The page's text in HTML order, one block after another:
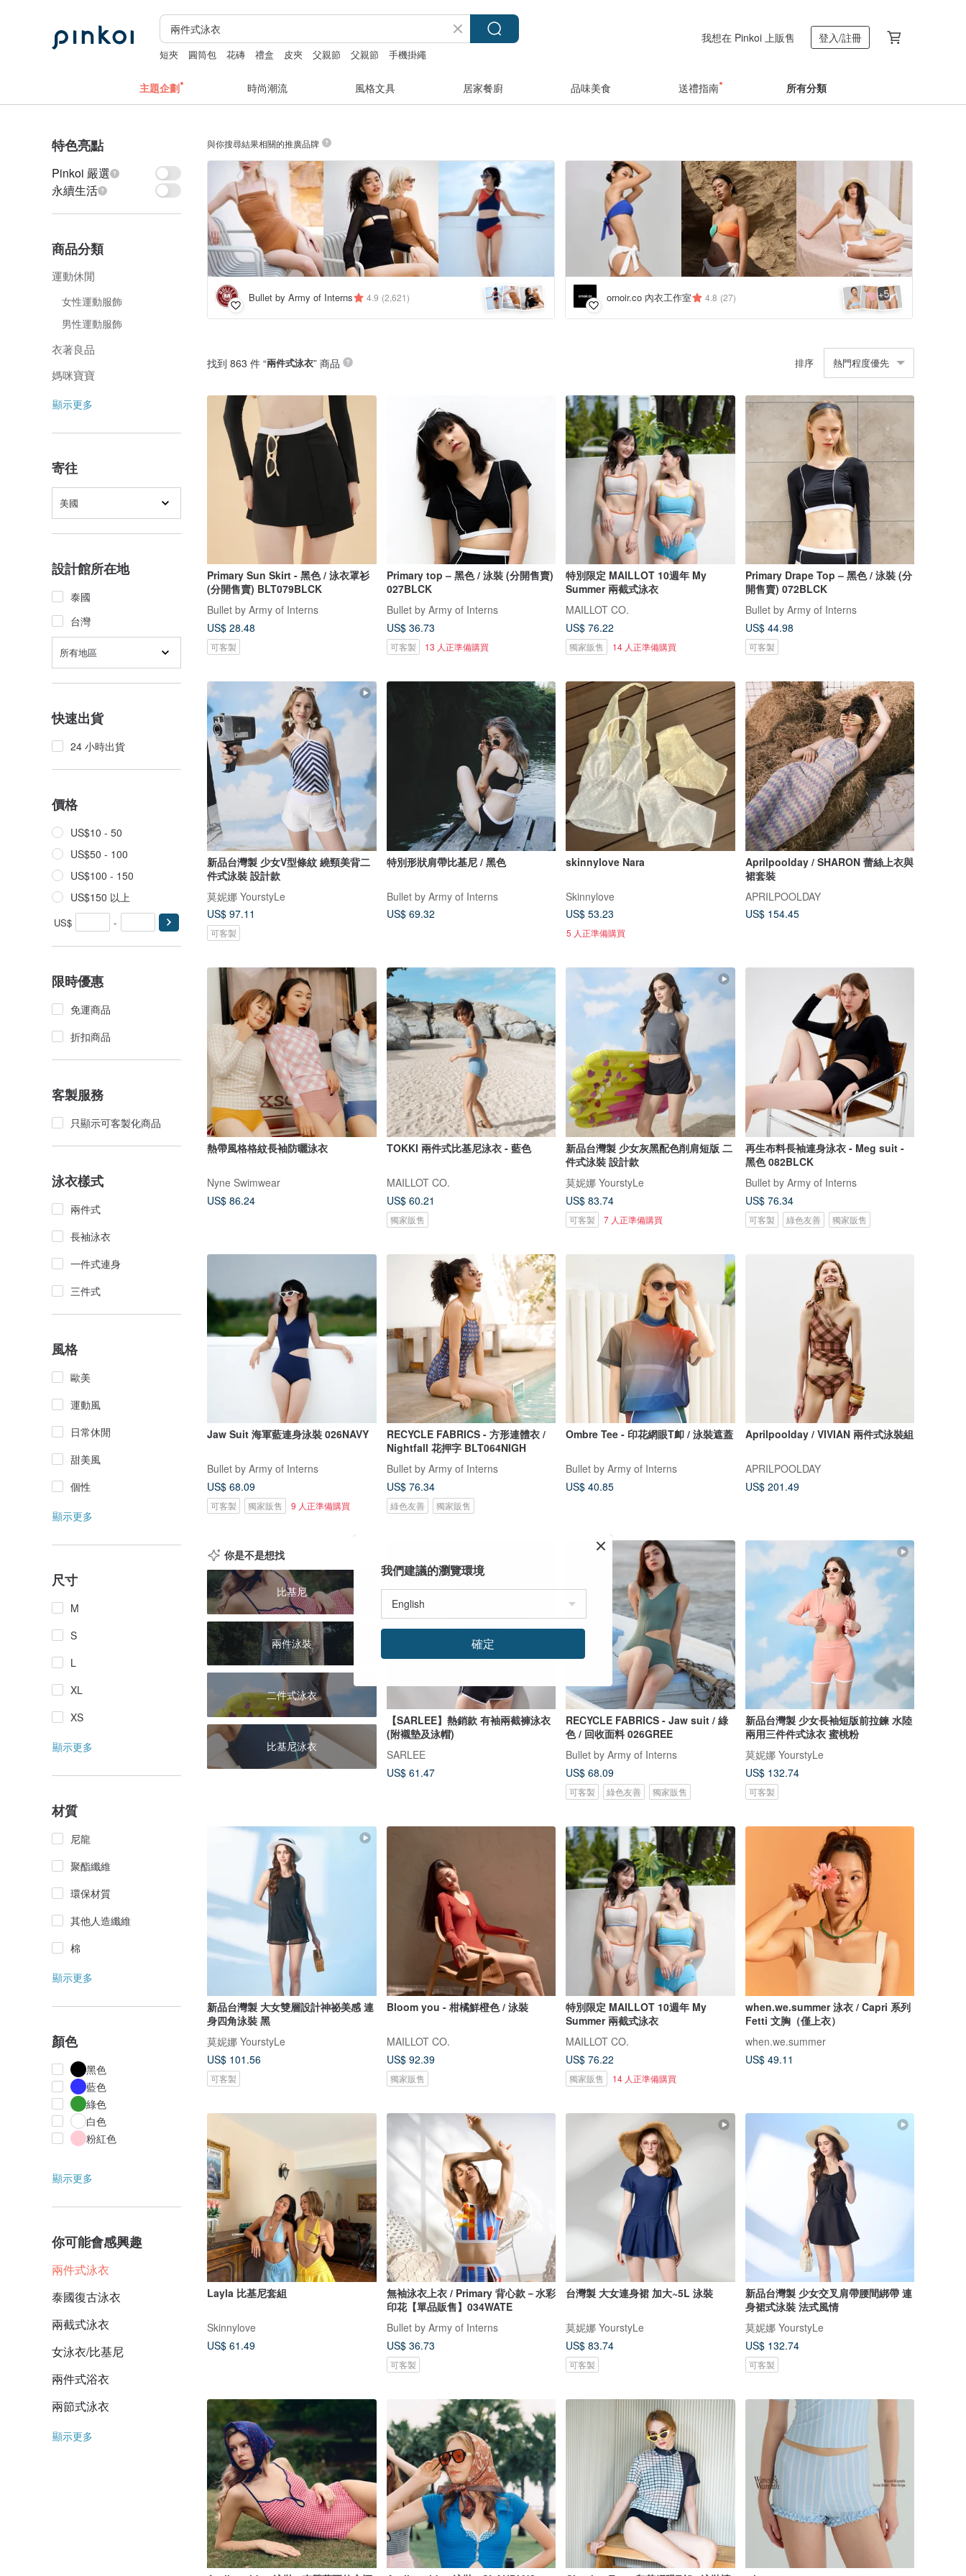
短夾 圓筒包 花磚 禮盒 皮夾 父親節 父親節 手機掛繩
我想在 Pinkoi 上販售 登入/註冊
主題企劃 時尚潮流 風格文具 居家餐廚 品味美食 送禮指南 所有分類
特色亮點
Pinkoi 嚴選
永續生活
商品分類
運動休閒
女性運動服飾
男性運動服飾
衣著良品
媽咪寶寶
顯示更多
寄往
美國
設計館所在地
泰國
台灣
所有地區
快速出貨
24 小時出貨
價格
US$10 - 50
US$50 - 100
US$100 - 150
US$150 以上
US$ -
限時優惠
免運商品
折扣商品
客製服務
只顯示可客製化商品
泳衣樣式
兩件式
長袖泳衣
一件式連身
三件式
風格
歐美
運動風
日常休閒
甜美風
個性
顯示更多
尺寸
M
S
L
XL
XS
顯示更多
材質
尼龍
聚酯纖維
環保材質
其他人造纖維
棉
顯示更多
顏色
黑色
藍色
綠色
白色
粉紅色
顯示更多
你可能會感興趣
兩件式泳衣
泰國復古泳衣
兩截式泳衣
女泳衣/比基尼
兩件式浴衣
兩節式泳衣
顯示更多
與你搜尋結果相關的推廣品牌
Bullet by Army of Interns 4.9 (2,621) ornoir.co 內衣工作室 4.8 (27) +5
找到 863 件 “兩件式泳衣” 商品 排序 熱門程度優先
Primary Sun Skirt - 黑色 / 泳衣罩衫
(分開售賣) BLT079BLCK
Bullet by Army of Interns
US$ 28.48
可客製
Primary top – 黑色 / 泳裝 (分開售賣)
027BLCK
Bullet by Army of Interns
US$ 36.73
可客製 13 人正準備購買
特別限定 MAILLOT 10週年 My
Summer 兩截式泳衣
MAILLOT CO.
US$ 76.22
獨家販售 14 人正準備購買
Primary Drape Top – 黑色 / 泳裝 (分
開售賣) 072BLCK
Bullet by Army of Interns
US$ 44.98
可客製
新品台灣製 少女V型條紋 繞頸美背二
件式泳裝 設計款
莫妮娜 YourstyLe
US$ 97.11
可客製
特別形狀肩帶比基尼 / 黑色
Bullet by Army of Interns
US$ 69.32
skinnylove Nara
Skinnylove
US$ 53.23
5 人正準備購買
Aprilpoolday / SHARON 蕾絲上衣與
裙套裝
APRILPOOLDAY
US$ 154.45
熱帶風格格紋長袖防曬泳衣
Nyne Swimwear
US$ 86.24
TOKKI 兩件式比基尼泳衣 - 藍色
MAILLOT CO.
US$ 60.21
獨家販售
新品台灣製 少女灰黑配色削肩短版 二
件式泳裝 設計款
莫妮娜 YourstyLe
US$ 83.74
可客製 7 人正準備購買
再生布料長袖連身泳衣 - Meg suit -
黑色 082BLCK
Bullet by Army of Interns
US$ 76.34
可客製 綠色友善 獨家販售
Jaw Suit 海軍藍連身泳裝 026NAVY
Bullet by Army of Interns
US$ 68.09
可客製 獨家販售 9 人正準備購買
RECYCLE FABRICS - 方形連體衣 /
Nightfall 花押字 BLT064NIGH
Bullet by Army of Interns
US$ 76.34
綠色友善 獨家販售
Ombre Tee - 印花網眼T卹 / 泳裝遮蓋
Bullet by Army of Interns
US$ 40.85
Aprilpoolday / VIVIAN 兩件式泳裝組
APRILPOOLDAY
US$ 201.49
你是不是想找
比基尼
兩件泳裝
二件式泳衣
比基尼泳衣
【SARLEE】熱銷款 有袖兩截褲泳衣
(附襯墊及泳帽)
SARLEE
US$ 61.47
RECYCLE FABRICS - Jaw suit / 綠
色 / 回收面料 026GREE
Bullet by Army of Interns
US$ 68.09
可客製 綠色友善 獨家販售
新品台灣製 少女長袖短版前拉鍊 水陸
兩用三件件式泳衣 蜜桃粉
莫妮娜 YourstyLe
US$ 132.74
可客製
新品台灣製 大女雙層設計神祕美感 連
身四角泳裝 黑
莫妮娜 YourstyLe
US$ 101.56
可客製
Bloom you - 柑橘鮮橙色 / 泳裝
MAILLOT CO.
US$ 92.39
獨家販售
特別限定 MAILLOT 10週年 My
Summer 兩截式泳衣
MAILLOT CO.
US$ 76.22
獨家販售 14 人正準備購買
when.we.summer 泳衣 / Capri 系列
Fetti 文胸（僅上衣）
when.we.summer
US$ 49.11
Layla 比基尼套組
Skinnylove
US$ 61.49
無袖泳衣上衣 / Primary 背心款－水彩
印花【單品販售】034WATE
Bullet by Army of Interns
US$ 36.73
可客製
台灣製 大女連身裙 加大~5L 泳裝
莫妮娜 YourstyLe
US$ 83.74
可客製
新品台灣製 少女交叉肩帶腰間綁帶 連
身裙式泳裝 法式風情
莫妮娜 YourstyLe
US$ 132.74
可客製
我們建議的瀏覽環境
確定